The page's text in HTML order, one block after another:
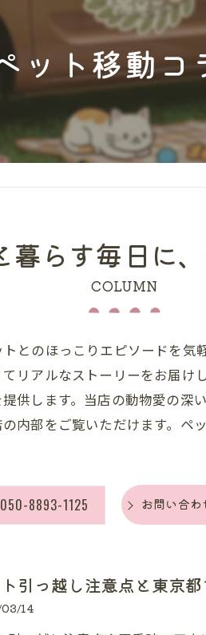
ット移動コ
らす毎日に
COLUMN
とのほっこりエピソードを気
リアルなストーリーをお届けし
供します。当店の動物愛の
内部をご覧いただけます。
050-8893-1125 お問い合わ
引っ越し注意点と東京
14